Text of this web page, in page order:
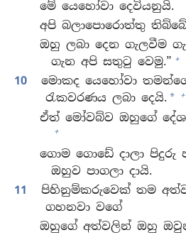
මේ යෙහෝවා දෙවියනුයි.
අපි බලාපොරොත්තු
ඔහු ලබා දෙන ගැලවීම
ගැන අපි සතුටු වෙමු.” +
10
මොකද යෙහෝවා
රැකවරණය ලබා දෙයි. * +
ඒත් මෝවබ්ව ඔහුගේ
+
ගොම ගොඩේ දාලා පිදුරු
ඔහුව පාගලා දායි.
11
පිහිනුම්කරුවෙක් තම
ගහනවා වගේ
ඔහුගේ අත්වලින් ඔහු